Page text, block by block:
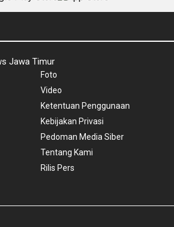
Jawa Timur
Foto
Video
Ketentuan Penggunaan
Kebijakan Privasi
Pedoman Media Siber
Tentang Kami
Rilis Pers